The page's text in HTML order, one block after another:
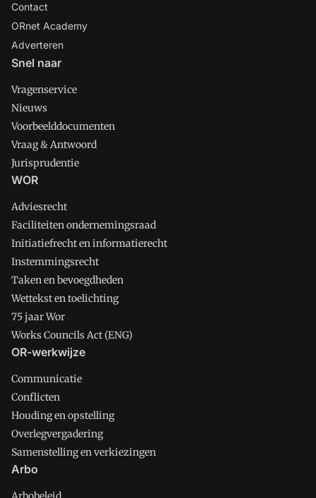
Contact
ORnet Academy
Adverteren
Snel naar
Vragenservice
Nieuws
Voorbeelddocumenten
Vraag & Antwoord
Jurisprudentie
WOR
Adviesrecht
Faciliteiten ondernemingsraad
Initiatiefrecht en informatierecht
Instemmingsrecht
Taken en bevoegdheden
Wettekst en toelichting
75 jaar Wor
Works Councils Act (ENG)
OR-werkwijze
Communicatie
Conflicten
Houding en opstelling
Overlegvergadering
Samenstelling en verkiezingen
Arbo